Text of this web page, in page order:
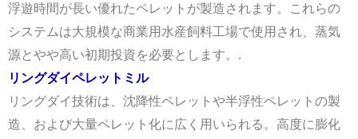
浮遊時間が長い優れたペレットが製造されます。これらの
システムは大規模な商業用水産飼料工場で使用され、蒸気
源とやや高い初期投資を必要とします。.
リングダイペレットミル
リングダイ技術は、沈降性ペレットや半浮性ペレットの製
造、および大量ペレット化に広く用いられる。高度に膨化